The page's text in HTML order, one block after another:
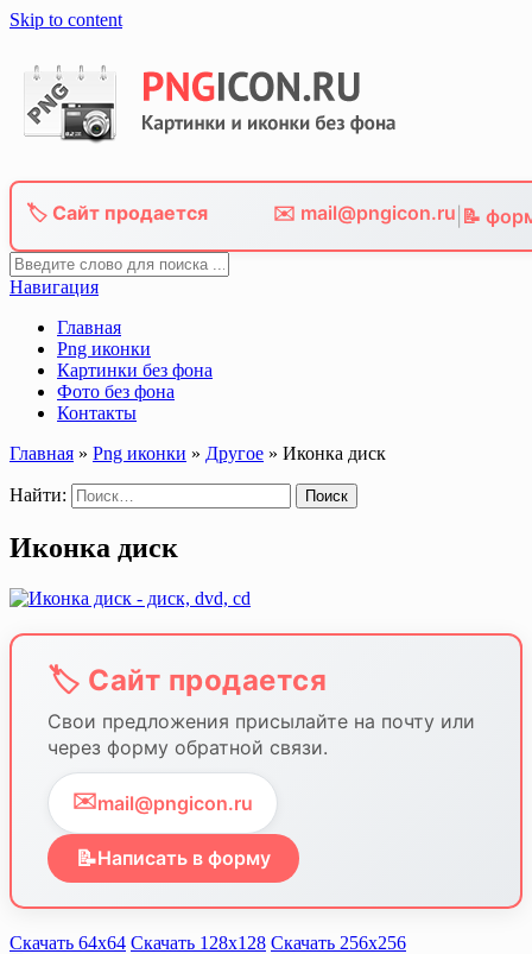
Skip to content
🏷️ Сайт продается ✉️ mail@pngicon.ru 📝
Навигация
Главная
Png иконки
Картинки без фона
Фото без фона
Контакты
Главная » Png иконки » Другое » Иконка диск
Найти:
Иконка диск
🏷️ Сайт продается
Свои предложения присылайте на почту или
через форму обратной связи.
✉️mail@pngicon.ru
📝Написать в форму
Скачать 64х64 Скачать 128х128 Скачать 256х256